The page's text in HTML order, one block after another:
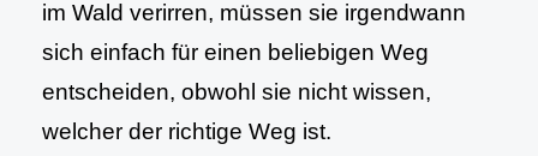
im Wald verirren, müssen sie irgendwann
sich einfach für einen beliebigen Weg
entscheiden, obwohl sie nicht wissen,
welcher der richtige Weg ist.